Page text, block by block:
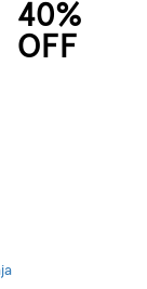
40%
OFF